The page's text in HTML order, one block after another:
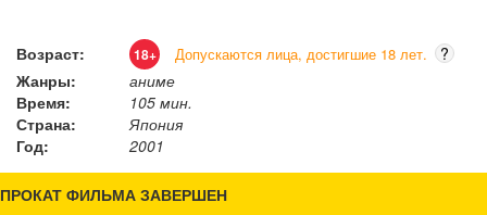
Возраст: 18+ Допускаются лица, достигшие 18 лет.
?
Жанры:
аниме
Время:
105 мин.
Страна:
Япония
Год:
2001
ПРОКАТ ФИЛЬМА ЗАВЕРШЕН